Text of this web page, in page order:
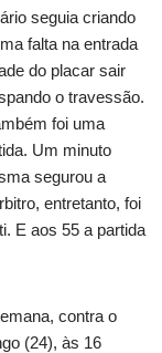
seguia criando
falta na entrada
do placar sair
o travessão.
foi uma
Um minuto
segurou a
entretanto, foi
E aos 55 a partida
contra o
(24), às 16